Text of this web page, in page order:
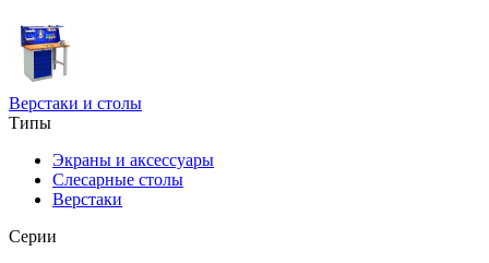
Верстаки и столы
Типы
Экраны и аксессуары
Слесарные столы
Верстаки
Серии